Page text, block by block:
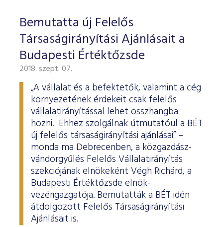
Bemutatta új Felelős
Társaságirányítási Ajánlásait a
Budapesti Értéktőzsde
2018. szept. 07.
„A vállalat és a befektetők, valamint a cég
környezetének érdekeit csak felelős
vállalatirányítással lehet összhangba
hozni. Ehhez szolgálnak útmutatóul a BÉT
új felelős társaságirányítási ajánlásai” –
monda ma Debrecenben, a közgazdász-
vándorgyűlés Felelős Vállalatirányítás
szekciójának elnökeként Végh Richárd, a
Budapesti Értéktőzsde elnök-
vezérigazgatója. Bemutatták a BÉT idén
átdolgozott Felelős Társaságirányítási
Ajánlásait is.